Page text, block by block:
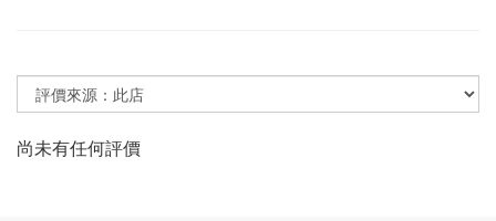
尚未有任何評價